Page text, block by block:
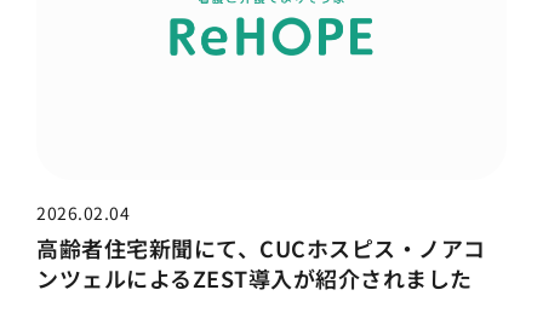
2026.02.04
高齢者住宅新聞にて、CUCホスピス・ノアコ
ンツェルによるZEST導入が紹介されました